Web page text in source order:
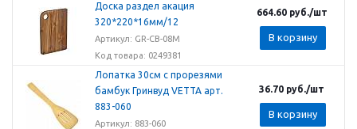
Доска раздел акация
320*220*16мм/12
Артикул: GR-CB-08M
Код товара: 0249381
664.60руб./шт
В корзину
Лопатка 30см с прорезями
бамбук Гринвуд VETTA арт.
883-060
Артикул: 883-060
36.70 руб./шт
В корзину